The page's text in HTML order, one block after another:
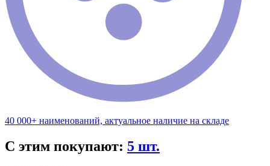
40 000+ наименований, актуальное наличие на складе
С этим покупают: 5 шт.